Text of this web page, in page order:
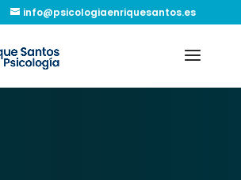
info@psicologiaenriquesantos.es